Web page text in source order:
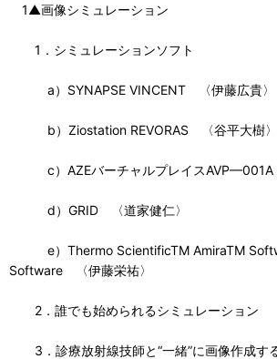
1▲画像シミュレーション
1．シミュレーションソフト
a）SYNAPSE VINCENT 〈伊藤広貴〉
b）Ziostation REVORAS 〈谷平大樹〉
c）AZEバーチャルプレイスAVP—001A
d）GRID 〈道家健仁〉
e）Thermo ScientificTM AmiraTM
Software 〈伊藤栄祐〉
2．誰でも始められるシミュレーション 〈
3．診療放射線技師と“一緒”に画像作成す